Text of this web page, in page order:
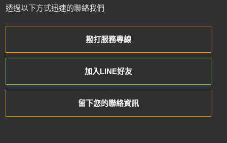
透過以下方式迅速的聯絡我們
撥打服務專線
加入LINE好友
留下您的聯絡資訊